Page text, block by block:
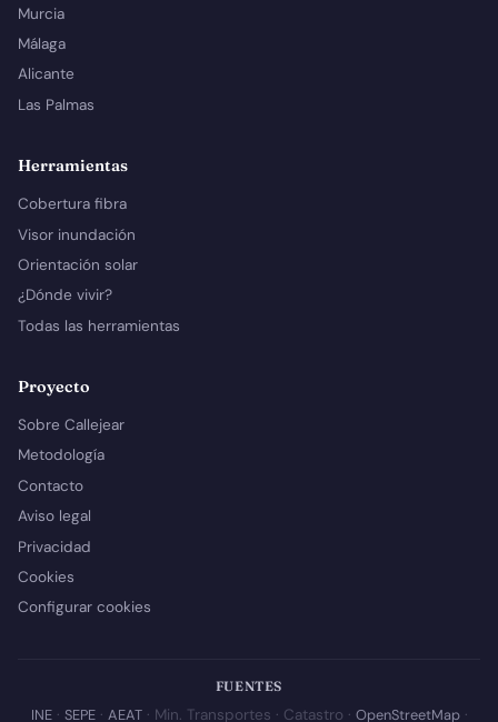
Murcia
Málaga
Alicante
Las Palmas
Herramientas
Cobertura fibra
Visor inundación
Orientación solar
¿Dónde vivir?
Todas las herramientas
Proyecto
Sobre Callejear
Metodología
Contacto
Aviso legal
Privacidad
Cookies
Configurar cookies
FUENTES
INE· SEPE· AEAT· Min. Transportes · Catastro · OpenStreetMap·